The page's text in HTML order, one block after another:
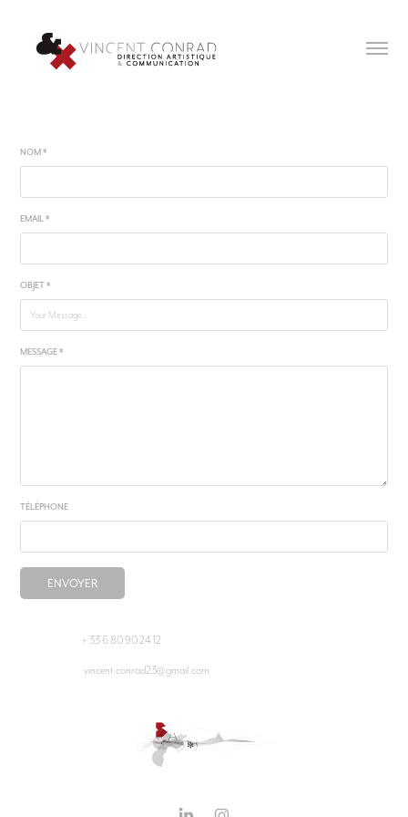
NOM *
EMAIL *
OBJET *
MESSAGE *
TÉLÉPHONE
ENVOYER
+ 33 6 80 90 24 12
vincent.conrad23@gmail.com